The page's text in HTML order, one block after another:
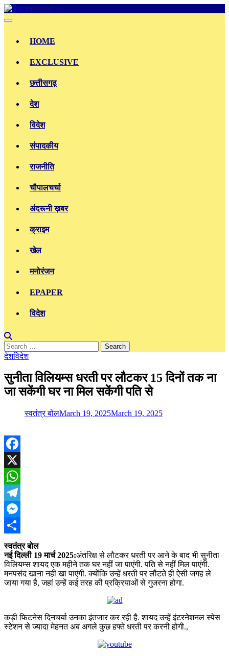
Skip
to
HOME
EXCLUSIVE
छत्तीसगढ़
देश
विदेश
संपादकीय
राजनीति
चौपालचर्चा
अंदरूनी ख़बर
क्राइम
खेल
मनोरंजन
EPAPER
विदेश
Search
for:
देशविदेश
सुनीता विलियम्स धरती पर लौटकर 15 दिनों तक ना
जा सकेंगी घर ना मिल सकेंगी पति से
स्वतंत्र बोलMarch 19, 2025March 19, 2025
Facebook
X
WhatsApp
Telegram
Messenger
Share
स्वतंत्र बोल
नई दिल्ली 19 मार्च 2025:अंतरिक्ष से लौटकर धरती पर आने के बाद भी सुनीता
विलियम्स शायद एक महीने तक घर नहीं जा पाएंगी. पति से नहीं मिल पाएंगी.
मनपसंद खाना नहीं खा पाएंगी. क्योंकि उन्हें धरती पर लौटते ही ऐसी जगह ले
जाया गया है, जहां उन्हें कई तरह की प्रक्रियाओं से गुजरना होगा.
कड़ी फिटनेस दिनचर्या उनका इंतजार कर रही है. शायद उन्हें इंटरनेशनल स्पेस
स्टेशन से ज्यादा मेहनत अब अगले कुछ हफ्ते धरती पर करनी होगी.,